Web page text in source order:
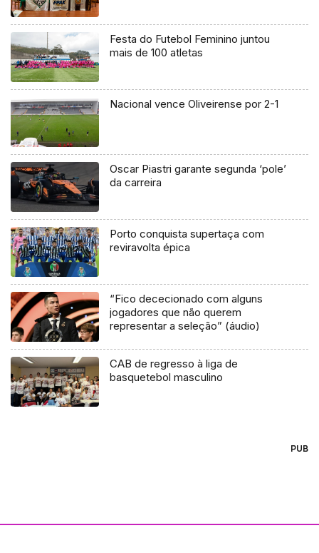
Festa do Futebol Feminino juntou
mais de 100 atletas
Nacional vence Oliveirense por 2-1
Oscar Piastri garante segunda ‘pole’
da carreira
Porto conquista supertaça com
reviravolta épica
“Fico dececionado com alguns
jogadores que não querem
representar a seleção” (áudio)
CAB de regresso à liga de
basquetebol masculino
PUB